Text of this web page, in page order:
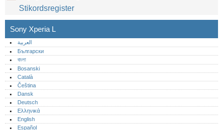
Stikordsregister
Sony Xperia L
العربية
Български
বাংলা
Bosanski
Català
Čeština
Dansk
Deutsch
Ελληνικά
English
Español